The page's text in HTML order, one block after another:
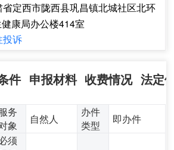
省定西市陇西县巩昌镇北城社区北环
康局办公楼414室
投诉
件 申报材料 收费情况 法定
服务
象
自然人
办件
类型
即办件
须